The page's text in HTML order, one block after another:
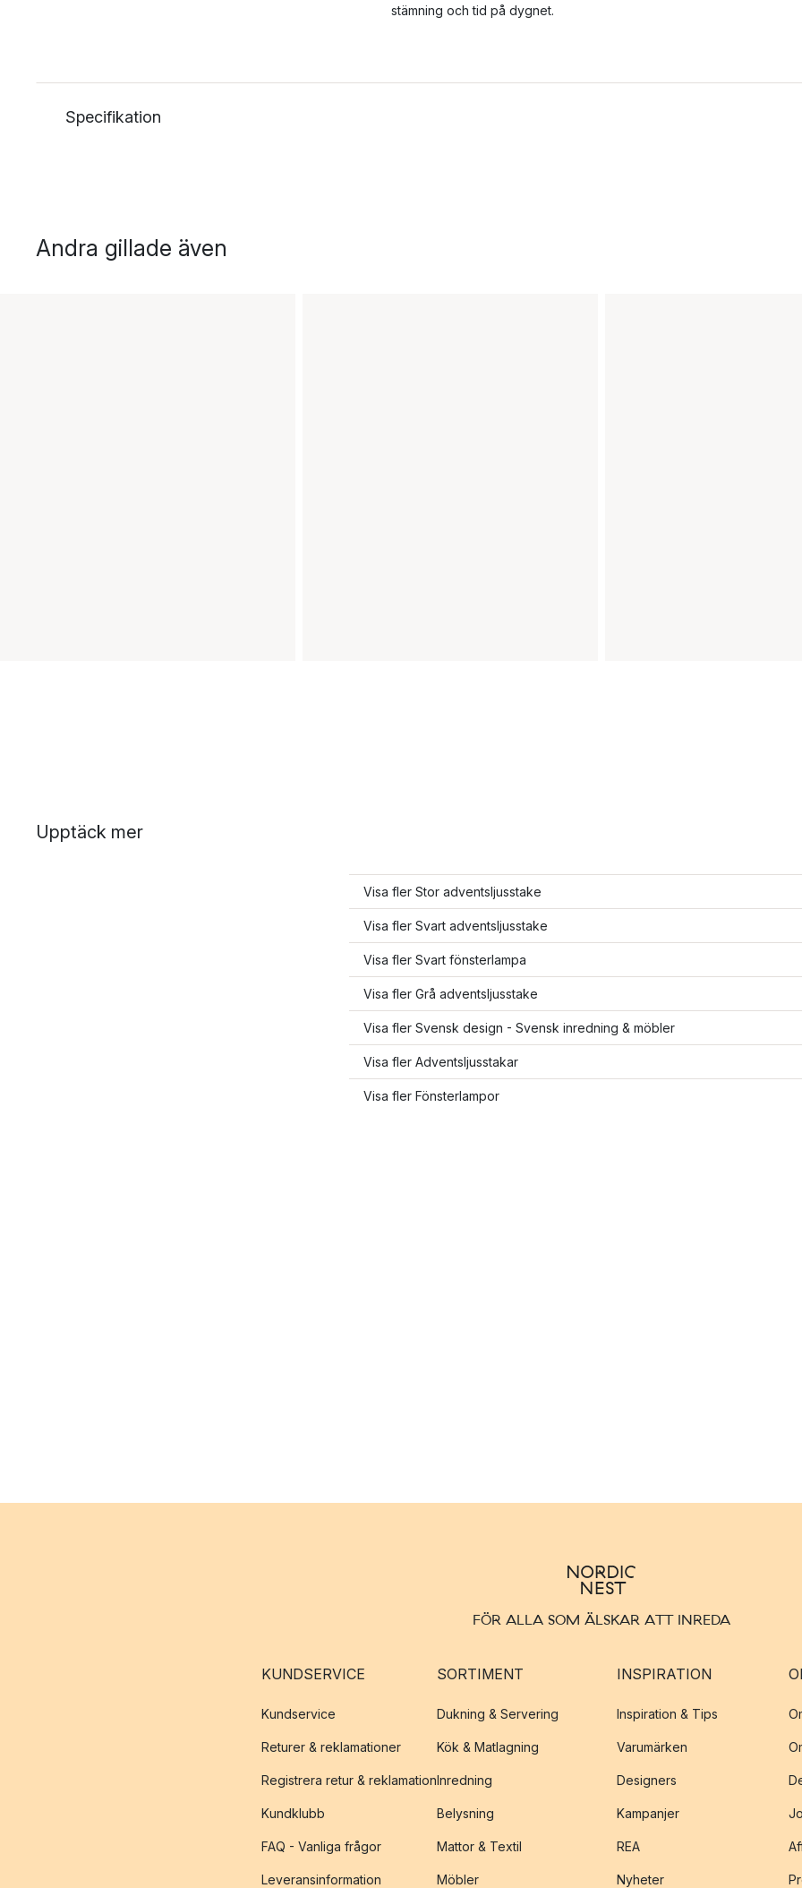
stämning och tid på dygnet.
Specifikation
Andra gillade även
Upptäck mer
Visa fler Stor adventsljusstake
Visa fler Svart adventsljusstake
Visa fler Svart fönsterlampa
Visa fler Grå adventsljusstake
Visa fler Svensk design - Svensk inredning & möbler
Visa fler Adventsljusstakar
Visa fler Fönsterlampor
FÖR ALLA SOM ÄLSKAR ATT INREDA
KUNDSERVICE
Kundservice
Returer & reklamationer
Registrera retur & reklamation
Kundklubb
FAQ - Vanliga frågor
Leveransinformation
SORTIMENT
Dukning & Servering
Kök & Matlagning
Inredning
Belysning
Mattor & Textil
Möbler
INSPIRATION
Inspiration & Tips
Varumärken
Designers
Kampanjer
REA
Nyheter